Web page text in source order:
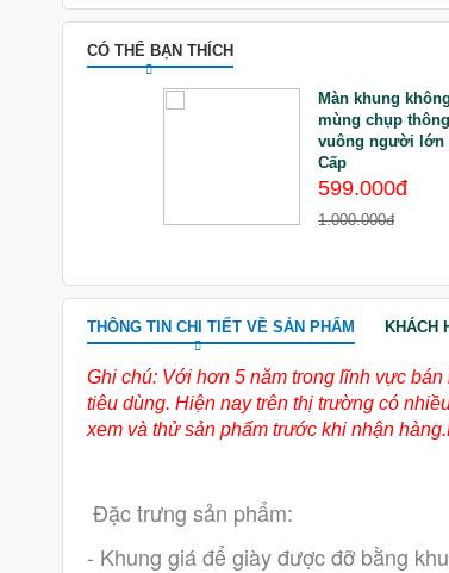
CÓ THỂ BẠN THÍCH
Màn khung
mùng chụp
vuông người lớn
Cấp
599.000đ
1.000.000đ
THÔNG TIN CHI TIẾT VỀ SẢN PHẨM KHÁCH
Ghi chú: Với hơn 5 năm trong lĩnh vực
tiêu dùng. Hiện nay trên thị trường có
xem và thử sản phẩm trước khi nhận
Đặc trưng sản phẩm:
- Khung giá để giày được đỡ bằng